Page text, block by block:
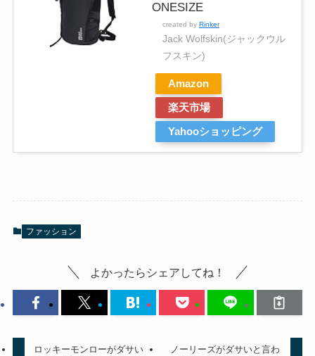
ONESIZE
created by Rinker
Jack Wolfskin(ジャックウル
フスキン)
Amazon
楽天市場
Yahooショッピング
ファッション
よかったらシェアしてね！
ロッキーモンローがダサい
ノーリーズがダサいと言わ